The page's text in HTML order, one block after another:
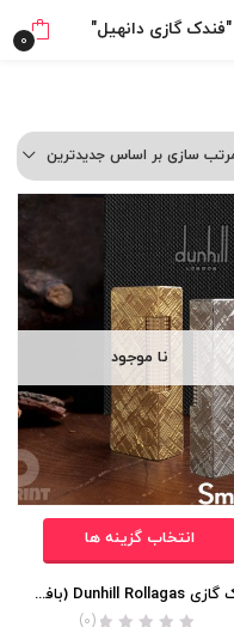
گازی دانهیل" 0
سازی بر اساس جدیدترین
نا موجود
انتخاب گزینه ها
فندک گازی Dunhill Rollagas (بافت ریز مورب) اورجینال
(0)